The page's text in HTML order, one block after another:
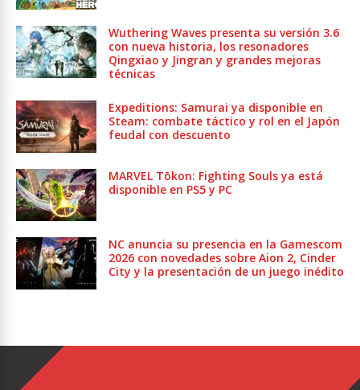
Wuthering Waves presenta su versión 3.6
con nueva historia, los resonadores
Qingxiao y Jingran y grandes mejoras
técnicas
Expeditions: Samurai ya disponible en
Steam: combate táctico y rol en el Japón
feudal con descuento
MARVEL Tōkon: Fighting Souls ya está
disponible en PS5 y PC
NC anuncia su presencia en la Gamescom
2026 con novedades sobre Aion 2, Cinder
City y la presentación de un juego inédito